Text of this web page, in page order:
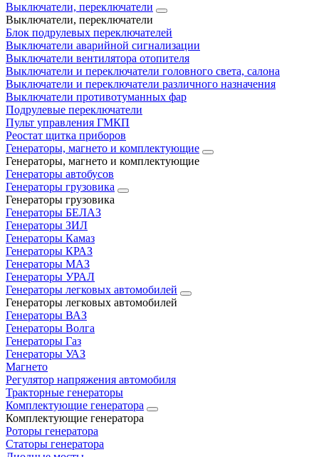
Выключатели, переключатели
Выключатели, переключатели
Блок подрулевых переключателей
Выключатели аварийной сигнализации
Выключатели вентилятора отопителя
Выключатели и переключатели головного света, салона
Выключатели и переключатели различного назначения
Выключатели противотуманных фар
Подрулевые переключатели
Пульт управления ГМКП
Реостат щитка приборов
Генераторы, магнето и комплектующие
Генераторы, магнето и комплектующие
Генераторы автобусов
Генераторы грузовика
Генераторы грузовика
Генераторы БЕЛАЗ
Генераторы ЗИЛ
Генераторы Камаз
Генераторы КРАЗ
Генераторы МАЗ
Генераторы УРАЛ
Генераторы легковых автомобилей
Генераторы легковых автомобилей
Генераторы ВАЗ
Генераторы Волга
Генераторы Газ
Генераторы УАЗ
Магнето
Регулятор напряжения автомобиля
Тракторные генераторы
Комплектующие генератора
Комплектующие генератора
Роторы генератора
Статоры генератора